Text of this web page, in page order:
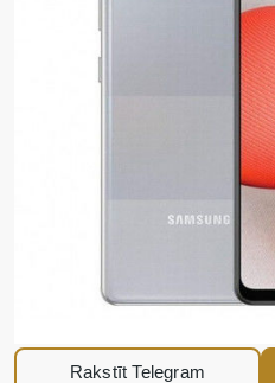
Rakstīt Telegram